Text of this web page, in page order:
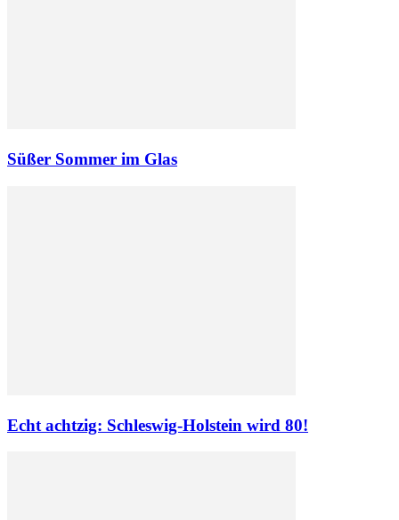
Süßer Sommer im Glas
Echt achtzig: Schleswig-Holstein wird 80!